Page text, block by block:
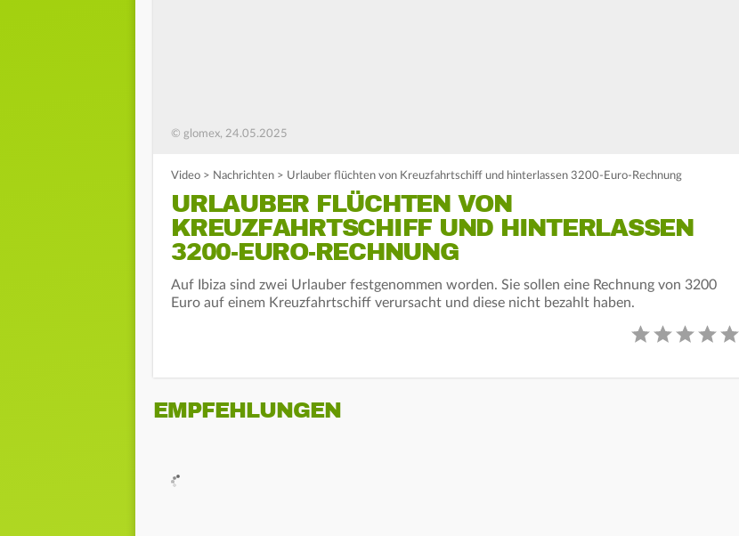
© glomex, 24.05.2025
Video > Nachrichten > Urlauber flüchten von Kreuzfahrtschiff und hinterlassen 3200-Euro-Rechnung
URLAUBER FLÜCHTEN VON
KREUZFAHRTSCHIFF UND HINTERLASSEN
3200-EURO-RECHNUNG
Auf Ibiza sind zwei Urlauber festgenommen worden. Sie sollen eine Rechnung von 3200
Euro auf einem Kreuzfahrtschiff verursacht und diese nicht bezahlt haben.
EMPFEHLUNGEN